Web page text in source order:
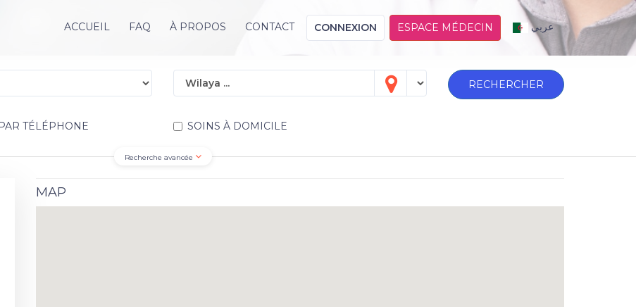
ACCUEIL FAQ À PROPOS CONTACT CONNEXION ESPACE MÉDECIN عربي
RECHERCHER
TÉLÉPHONE SOINS À DOMICILE
Recherche avancée
MAP